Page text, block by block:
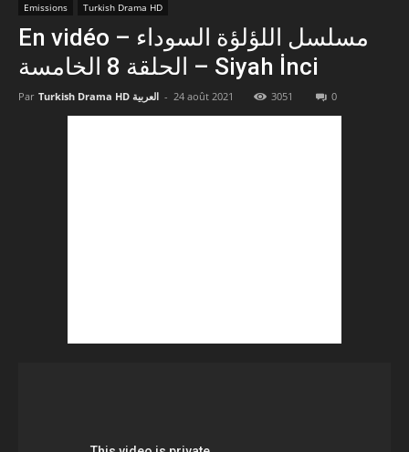
Emissions Turkish Drama HD
En vidéo – مسلسل اللؤلؤة السوداء
الحلقة 8 الخامسة – Siyah İnci
Par Turkish Drama HD العربية - 24 août 2021 3051 0